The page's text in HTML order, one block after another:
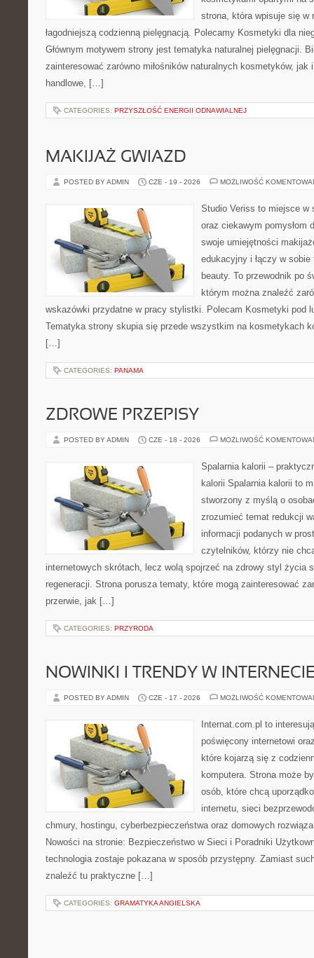
strona, która wpisuje się w
łagodniejszą codzienną pielęgnacją. Polecamy Kosmetyki dla
Głównym motywem strony jest tematyka naturalnej pielęgnacji.
zainteresować zarówno miłośników naturalnych kosmetyków, jak
handlowe, […]
CATEGORIES: PRZYSZŁOŚĆ ENERGII ODNAWIALNEJ
MAKIJAŻ GWIAZD
POSTED BY ADMIN CZE - 19 - 2026 MOŻLIWOŚĆ
Studio Veriss to miejsce w
oraz ciekawym pomysłom
swoje umiejętności
edukacyjny i łączy w
beauty. To przewodnik po
którym można znaleźć
wskazówki przydatne w pracy stylistki. Polecam Kosmetyki pod
Tematyka strony skupia się przede wszystkim na kosmetykach
[…]
CATEGORIES: PANAMA
ZDROWE PRZEPISY
POSTED BY ADMIN CZE - 18 - 2026 MOŻLIWOŚĆ
Spalarnia kalorii –
kalorii Spalarnia kalorii to
stworzony z myślą o
zrozumieć temat redukcji
informacji podanych w
czytelników, którzy nie
internetowych skrótach, lecz wolą spojrzeć na zdrowy styl życia
regeneracji. Strona porusza tematy, które mogą zainteresować
przerwie, jak […]
CATEGORIES: PRZYRODA
NOWINKI I TRENDY W
POSTED BY ADMIN CZE - 17 - 2026 MOŻLIWOŚĆ
Internat.com.pl to
poświęcony internetowi
które kojarzą się z
komputera. Strona może
osób, które chcą
internetu, sieci
chmury, hostingu, cyberbezpieczeństwa oraz domowych
Nowości na stronie: Bezpieczeństwo w Sieci i Poradniki
technologia zostaje pokazana w sposób przystępny. Zamiast
znaleźć tu praktyczne […]
CATEGORIES: GRAMATYKA ANGIELSKA